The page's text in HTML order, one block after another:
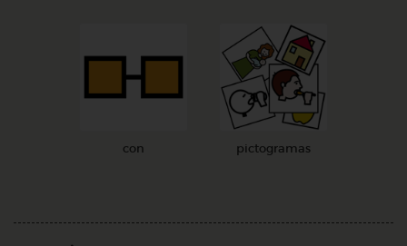
con pictogramas